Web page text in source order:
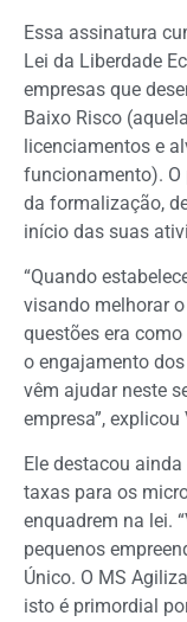
Essa assinatura
Lei da Liberdade
empresas que
Baixo Risco
licenciamentos e
funcionamento). O
da formalização,
início das suas
“Quando
visando melhorar
questões era
o engajamento
vêm ajudar neste
empresa”, explicou
Ele destacou
taxas para os
enquadrem na lei.
pequenos
Único. O MS
isto é primordial